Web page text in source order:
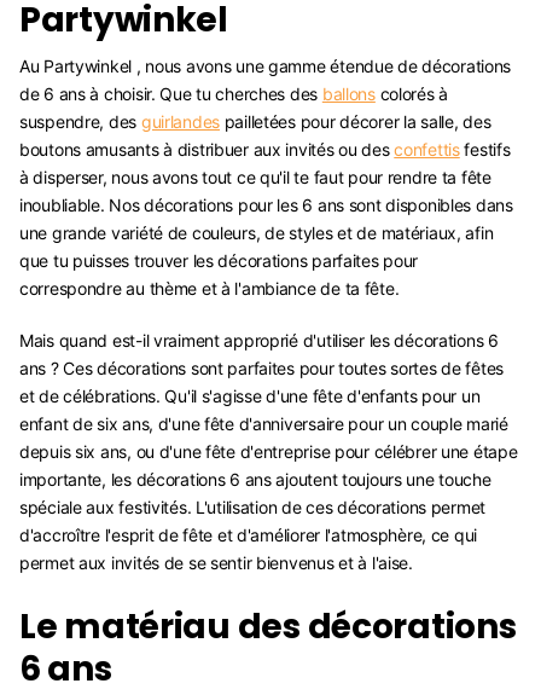
Partywinkel
Au Partywinkel , nous avons une gamme étendue de décorations
de 6 ans à choisir. Que tu cherches des ballonscolorés à
suspendre, des guirlandes pailletées pour décorer la salle, des
boutons amusants à distribuer aux invités ou desconfettisfestifs
à disperser, nous avons tout ce qu'il te faut pour rendre ta fête
inoubliable. Nos décorations pour les 6 ans sont disponibles dans
une grande variété de couleurs, de styles et de matériaux, afin
que tu puisses trouver les décorations parfaites pour
correspondre au thème et à l'ambiance de ta fête.
Mais quand est-il vraiment approprié d'utiliser les décorations 6
ans ? Ces décorations sont parfaites pour toutes sortes de fêtes
et de célébrations. Qu'il s'agisse d'une fête d'enfants pour un
enfant de six ans, d'une fête d'anniversaire pour un couple marié
depuis six ans, ou d'une fête d'entreprise pour célébrer une étape
importante, les décorations 6 ans ajoutent toujours une touche
spéciale aux festivités. L'utilisation de ces décorations permet
d'accroître l'esprit de fête et d'améliorer l'atmosphère, ce qui
permet aux invités de se sentir bienvenus et à l'aise.
Le matériau des décorations
6 ans